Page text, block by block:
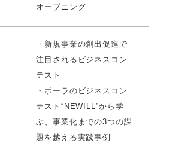
オープニング
・新規事業の創出促進で
注目されるビジネスコン
テスト
・ポーラのビジネスコン
テスト“NEWILL”から学
ぶ、事業化までの3つの課
題を越える実践事例